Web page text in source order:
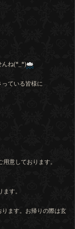
んね(*_*)
ている皆様に
意しております。
す。
ます。お帰りの際は玄